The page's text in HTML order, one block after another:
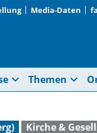
Media-Daten
expand_more Themen expand_more
Kirche &